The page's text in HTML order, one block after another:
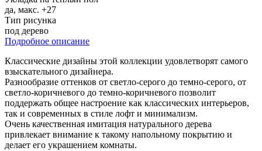
да, макс. +27
Тип рисунка
под дерево
Подробное описание
Классические дизайны этой коллекции удовлетворят самого
взыскательного дизайнера.
Разнообразие оттенков от светло-серого до темно-серого, от
светло-коричневого до темно-коричневого позволит
поддержать общее настроение как классических интерьеров,
так и современных в стиле лофт и минимализм.
Очень качественная имитация натурального дерева
привлекает внимание к такому напольному покрытию и
делает его украшением комнаты.